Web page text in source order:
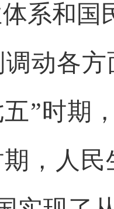
系和国
动各
五”时期
，人